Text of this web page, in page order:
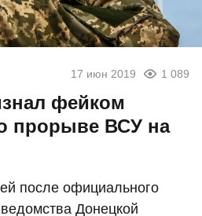
17 июн 2019 1 089
фейком
прорыве ВСУ на
после официального
Донецкой